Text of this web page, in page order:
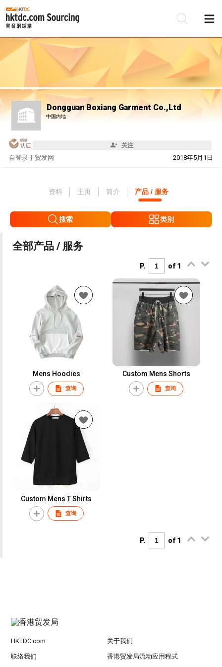
Dongguan Boxiang Garment Co.,Ltd
中国内地
关注
自 2018年5月1日
登录于贸发网
资料 主页 简介 产品 / 服务
搜索 类别
全部产品 / 服务
P. of 1
Mens Hoodies
查询
Custom Mens Shorts
查询
Custom Mens T Shirts
查询
P. of 1
HKTDC.com 关于我们
联络我们 香港贸发局流动应用程式